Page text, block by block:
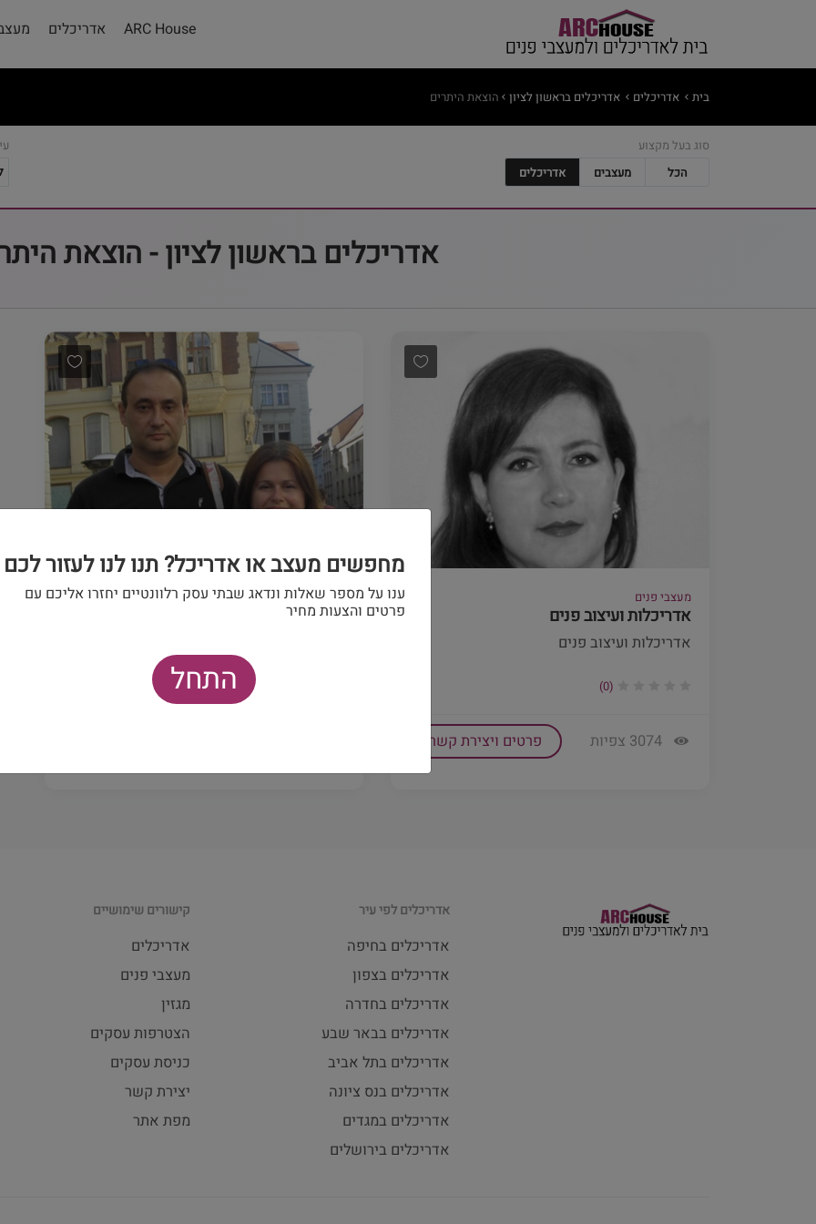
ARC House אדריכלים
בית אדריכלים אדריכלים בראשון לציון הוצאת היתרים
סוג בעל מקצוע
הכל
מעצבים אדריכלים
אדריכלים בראשון לציון - הוצאת
מעצבי פנים
אדריכלות ועיצוב פנים
אדריכלות ועיצוב פנים
(0)
פרטים ויצירת קשר
אדריכלים
ליטבק אדריכלים
אדריכלים לפי עיר
אדריכלים בחיפה
אדריכלים בצפון
אדריכלים בחדרה
אדריכלים בבאר שבע
אדריכלים בתל אביב
אדריכלים בנס ציונה
אדריכלים במגדים
אדריכלים בירושלים
קישורים שימושיים
אדריכלים
מעצבי פנים
מגזין
הצטרפות עסקים
כניסת עסקים
יצירת קשר
מפת אתר
מחפשים מעצב או אדריכל? תנו לנו לעזור לכם
ענו על מספר שאלות ונדאג שבתי עסק רלוונטיים יחזרו אליכם עם
פרטים והצעות מחיר
התחל